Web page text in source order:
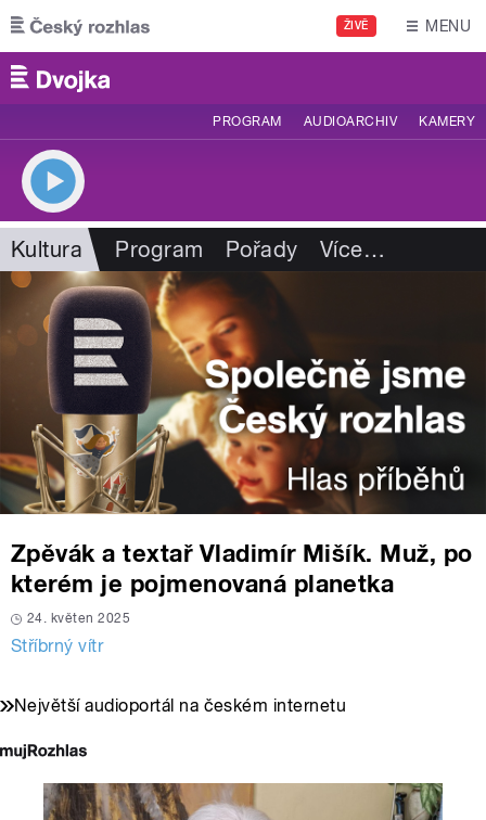
Přejít k hlavnímu obsahu
ŽIVĚ MENU
PROGRAM AUDIOARCHIV KAMERY
Kultura Program Pořady Více…
Zpěvák a textař Vladimír Mišík. Muž, po
kterém je pojmenovaná planetka
24. květen 2025
Stříbrný vítr
Největší audioportál na českém internetu